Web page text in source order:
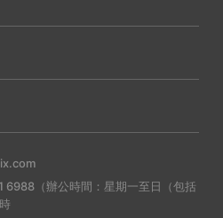
6988（辦公時間：星期一至日（包括